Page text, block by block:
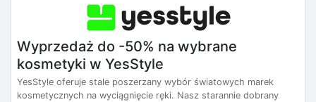
Wyprzedaż do -50% na wybrane
kosmetyki w YesStyle
YesStyle oferuje stale poszerzany wybór światowych marek
kosmetycznych na wyciągnięcie ręki. Nasz starannie dobrany